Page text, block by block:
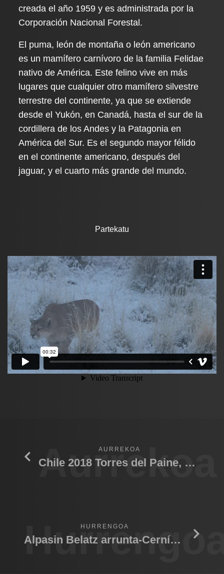
creada el año 1959 y es administrada por la
Corporación Nacional Forestal.
El puma, león de montaña o león americano​
es un mamífero carnívoro de la familia Felidae
nativo de América. Este felino vive en más
lugares que cualquier otro mamífero silvestre
terrestre del continente, ya que se extiende
desde el Yukón, en Canadá, hasta el sur de la
cordillera de los Andes y la Patagonia en
América del Sur. Es el segundo mayor félido
en el continente americano, después del
jaguar, y el cuarto más grande del mundo.
Partekatu
Aurrekoa
AURREKOA
Chile 2018 Torres del Paine, Puma
HURRENGOA
Alpasin Belatz arrunta-Cernícalo